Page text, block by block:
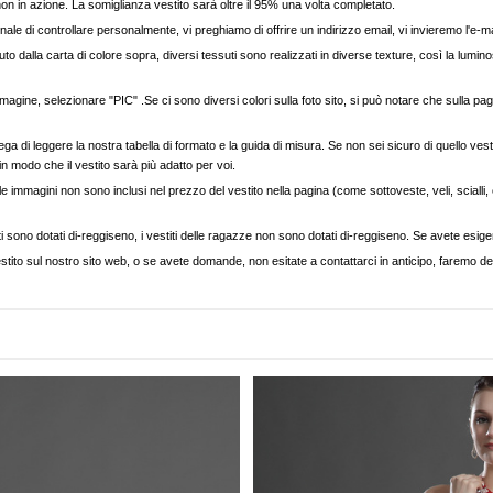
in azione. La somiglianza vestito sarà oltre il 95% una volta completato.
di controllare personalmente, vi preghiamo di offrire un indirizzo email, vi invieremo l'e-
dalla carta di colore sopra, diversi tessuti sono realizzati in diverse texture, così la
selezionare "PIC" .Se ci sono diversi colori sulla foto sito, si può notare che sulla
di leggere la nostra tabella di formato e la guida di misura. Se non sei sicuro di quello
modo che il vestito sarà più adatto per voi.
immagini non sono inclusi nel prezzo del vestito nella pagina (come sottoveste, veli,
sono dotati di-reggiseno, i vestiti delle ragazze non sono dotati di-reggiseno. Se avete
sul nostro sito web, o se avete domande, non esitate a contattarci in anticipo, faremo